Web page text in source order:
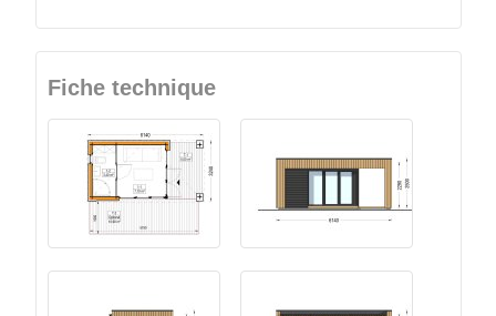
Fiche technique